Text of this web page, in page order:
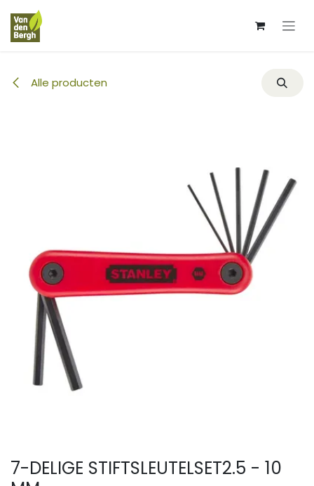
Overslaan naar inhoud
Alle producten
7-DELIGE STIFTSLEUTELSET2.5 - 10